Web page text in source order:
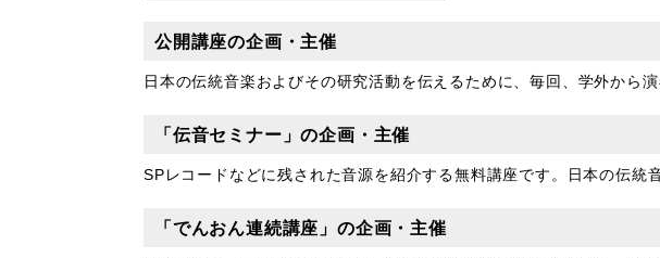
公開講座の企画・主催
日本の伝統音楽およびその研究活動を伝えるために、毎回、学外から
「伝音セミナー」の企画・主催
SPレコードなどに残された音源を紹介する無料講座です。日本の伝統
「でんおん連続講座」の企画・主催